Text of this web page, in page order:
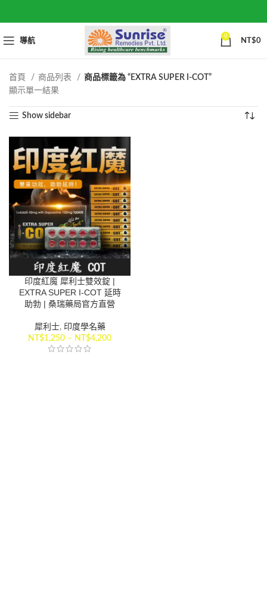
導航
0
NT$0
首頁 商品列表
商品標籤為 “EXTRA SUPER I-COT”
顯示單一結果
Show sidebar
印度紅魔 犀利士雙效錠 |
EXTRA SUPER I-COT 延時
助勃 | 桑瑞藥局官方直營
犀利士, 印度學名藥
NT$1,250 – NT$4,200